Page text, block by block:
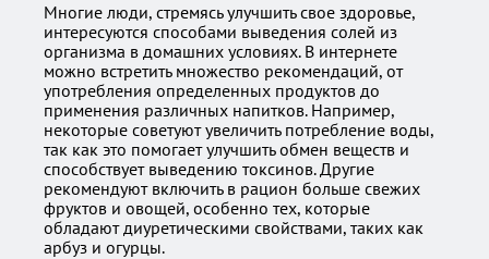
Многие люди, стремясь улучшить свое здоровье,
интересуются способами выведения солей из
организма в домашних условиях. В интернете
можно встретить множество рекомендаций, от
употребления определенных продуктов до
применения различных напитков. Например,
некоторые советуют увеличить потребление воды,
так как это помогает улучшить обмен веществ и
способствует выведению токсинов. Другие
рекомендуют включить в рацион больше свежих
фруктов и овощей, особенно тех, которые
обладают диуретическими свойствами, таких как
арбуз и огурцы.